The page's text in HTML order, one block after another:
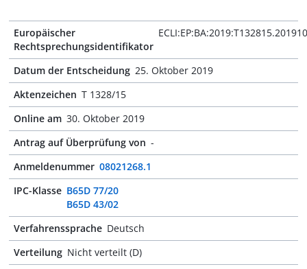
Europäischer
Rechtsprechungsidentifikator
Datum der Entscheidung 25. Oktober 2019
Aktenzeichen T 1328/15
Online am 30. Oktober 2019
Antrag auf Überprüfung von -
Anmeldenummer 08021268.1
IPC-Klasse B65D 77/20
B65D 43/02
Verfahrenssprache Deutsch
Verteilung Nicht verteilt (D)